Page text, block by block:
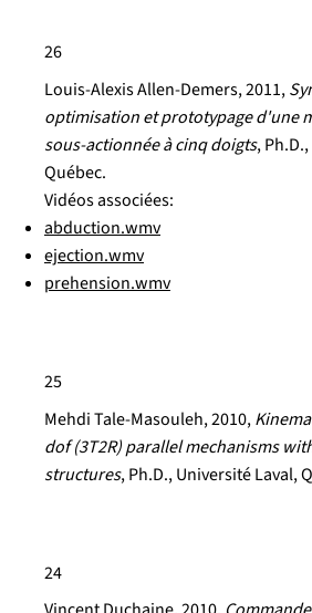
26
Louis-Alexis Allen-Demers, 2011,
optimisation et prototypage d'une
sous-actionnée à cinq doigts,
Québec.
Vidéos associées:
abduction.wmv
ejection.wmv
prehension.wmv
25
Mehdi Tale-Masouleh, 2010,
dof (3T2R) parallel mechanisms
structures, Ph.D., Université Laval,
24